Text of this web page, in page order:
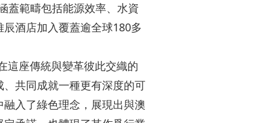
蓋範疇包括能源效率、水資
酒店加入覆蓋逾全球180多
這座傳統與變革彼此交織的
共同成就一種更有深度的可
入了綠色理念，展現出與澳